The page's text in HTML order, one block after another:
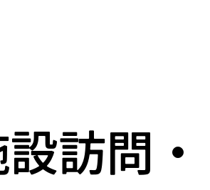
設訪問